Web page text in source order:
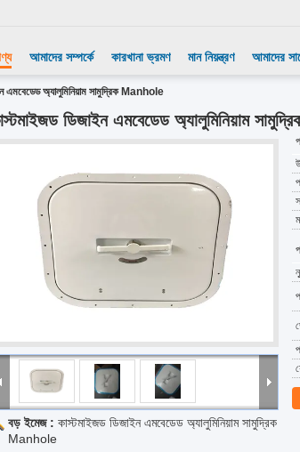
আমাদের সম্পর্কে কারখানা ভ্রমণ মান নিয়ন্ত্রণ আমাদের
এমবেডেড অ্যালুমিনিয়াম সামুদ্রিক Manhole
ডিজাইন এমবেডেড অ্যালুমিনিয়াম
বড় ইমেজ : কাস্টমাইজড ডিজাইন এমবেডেড অ্যালুমিনিয়াম সামুদ্রিক
Manhole